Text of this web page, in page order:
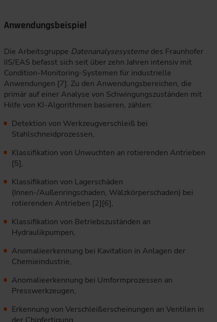
Anwendungsbeispiel
Die Arbeitsgruppe Datenanalysesysteme des Fraunhofer
IIS/EAS befasst sich seit über zehn Jahren intensiv mit
Condition-Monitoring-Systemen für industrielle
Anwendungen [7]. Zu den Anwendungsbereichen, die
primär auf einer Analyse von Schwingungszuständen mit
Hilfe von KI-Algorithmen basieren, zählen:
Detektion von Werkzeugverschleiß bei
Stahlschneidprozessen,
Klassifikation von Unwuchten an rotierenden Antrieben
[5],
Klassifikation von Lagerschäden
(Innen-/Außenringschaden, Wälzkörperschaden) bei
rotierenden Antrieben [2][6],
Klassifikation von Betriebszuständen an
Hydraulikpumpen,
Anomalieerkennung bei Kavitation in Anlagen der
Chemieindustrie,
Anomalieerkennung bei Umformprozessen an
Presswerkzeugen,
Erkennung von Verschleißerscheinungen an Ventilen in